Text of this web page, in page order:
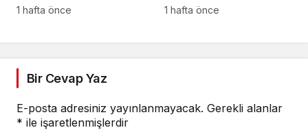
ettiler:
1 hafta önce
kurtarıldı
1 hafta önce
Bir Cevap Yaz
E-posta adresiniz yayınlanmayacak. Gerekli alanlar
* ile işaretlenmişlerdir